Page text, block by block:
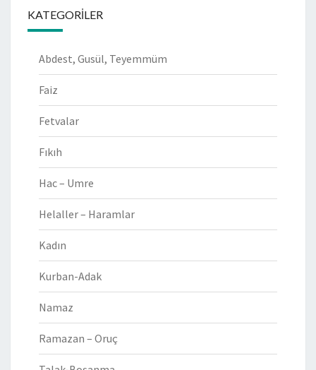
KATEGORILER
Abdest, Gusül, Teyemmüm
Faiz
Fetvalar
Fıkıh
Hac – Umre
Helaller – Haramlar
Kadın
Kurban-Adak
Namaz
Ramazan – Oruç